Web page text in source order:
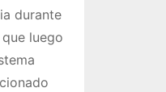
durante
luego